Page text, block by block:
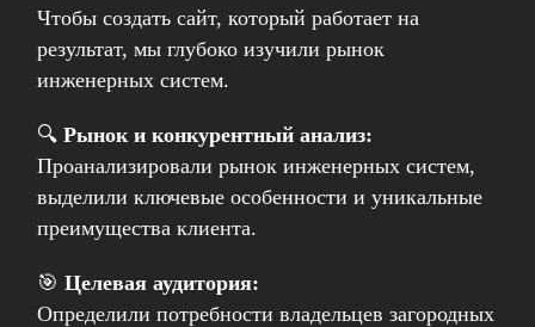
Чтобы создать сайт, который работает на
результат, мы глубоко изучили рынок
инженерных систем.
🔍 Рынок и конкурентный анализ:
Проанализировали рынок инженерных систем,
выделили ключевые особенности и уникальные
преимущества клиента.
🎯 Целевая аудитория:
Определили потребности владельцев загородных